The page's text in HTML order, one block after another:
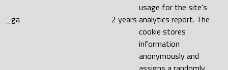
_ga 2 years
usage for the site's
analytics report. The
cookie stores
information
anonymously and